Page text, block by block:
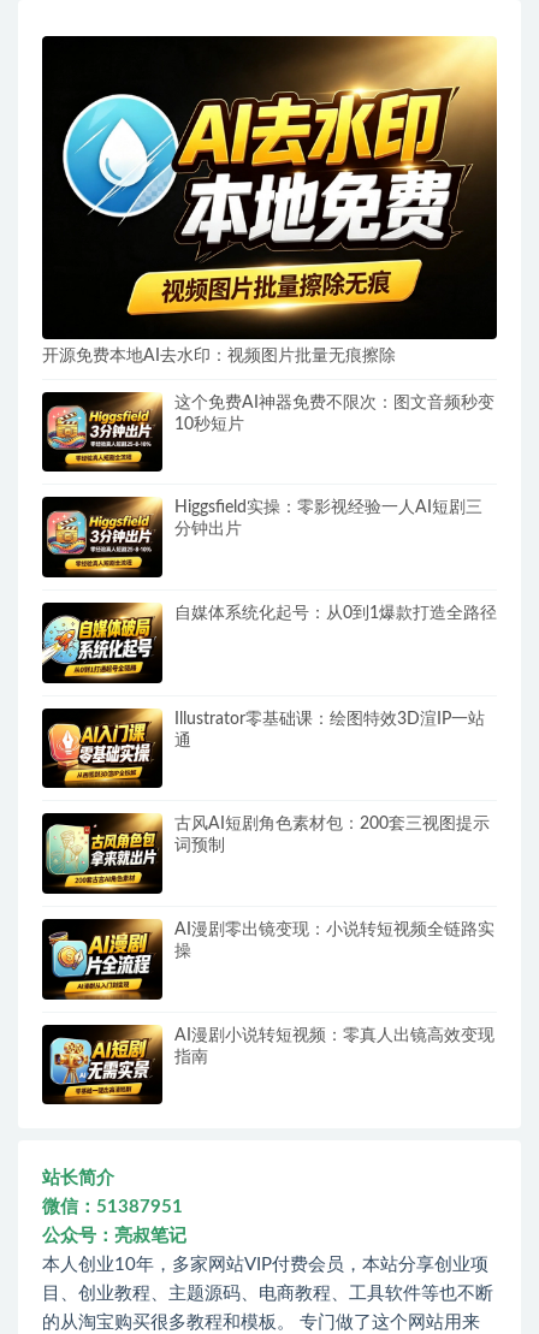
开源免费本地AI去水印：视频图片批量无痕擦除
这个免费AI神器免费不限次：图文音频秒变
10秒短片
Higgsfield实操：零影视经验一人AI短剧三
分钟出片
自媒体系统化起号：从0到1爆款打造全路径
Illustrator零基础课：绘图特效3D渲IP一站
通
古风AI短剧角色素材包：200套三视图提示
词预制
AI漫剧零出镜变现：小说转短视频全链路实
操
AI漫剧小说转短视频：零真人出镜高效变现
指南
站长简介
微信：51387951
公众号：亮叔笔记
本人创业10年，多家网站VIP付费会员，本站分享创业项
目、创业教程、主题源码、电商教程、工具软件等也不断
的从淘宝购买很多教程和模板。 专门做了这个网站用来